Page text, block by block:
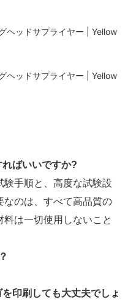
ばいいですか?
験手順と、高度な試験設
なのは、すべて高品質の
は一切使用しないこと
印刷しても大丈夫でしょ